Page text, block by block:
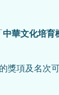
中華文化培育
獎項及名次